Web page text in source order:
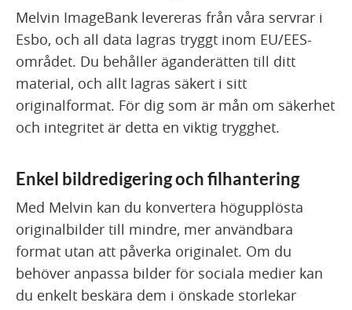
Melvin ImageBank levereras från våra servrar i
Esbo, och all data lagras tryggt inom EU/EES-
området. Du behåller äganderätten till ditt
material, och allt lagras säkert i sitt
originalformat. För dig som är mån om säkerhet
och integritet är detta en viktig trygghet.
Enkel bildredigering och filhantering
Med Melvin kan du konvertera högupplösta
originalbilder till mindre, mer användbara
format utan att påverka originalet. Om du
behöver anpassa bilder för sociala medier kan
du enkelt beskära dem i önskade storlekar